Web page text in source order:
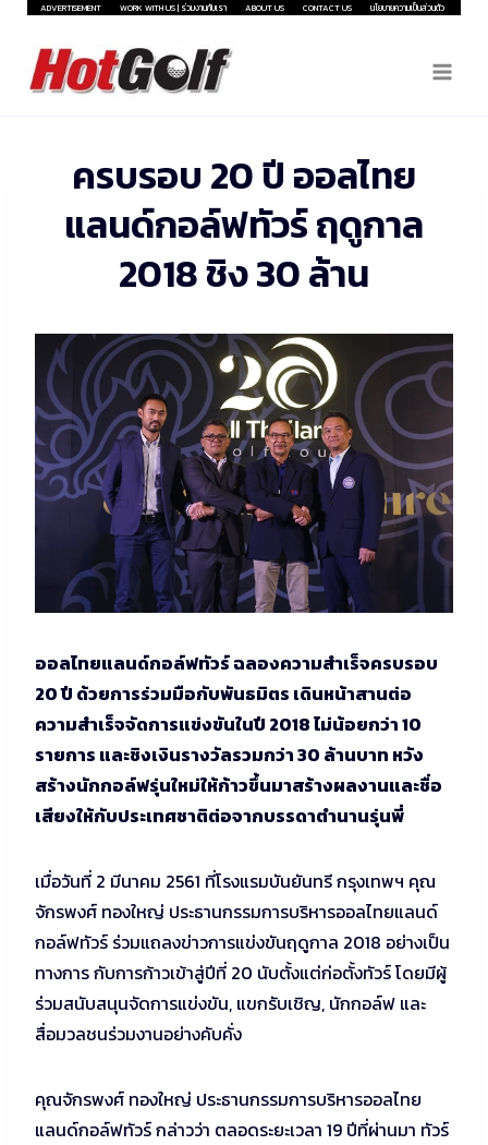
Skip
content
ADVERTISEMENT WORK WITH US | ร่วมงานกับเรา ABOUT US CONTACT US นโยบายความเป็นส่วนตัว
ครบรอบ 20 ปี ออลไทย
แลนด์กอล์ฟทัวร์ ฤดูกาล
2018 ชิง 30 ล้าน
ออลไทยแลนด์กอล์ฟทัวร์ ฉลองความสำเร็จครบรอบ
20 ปี ด้วยการร่วมมือกับพันธมิตร เดินหน้าสานต่อ
ความสำเร็จจัดการแข่งขันในปี 2018 ไม่น้อยกว่า 10
รายการ และชิงเงินรางวัลรวมกว่า 30 ล้านบาท หวัง
สร้างนักกอล์ฟรุ่นใหม่ให้ก้าวขึ้นมาสร้างผลงานและชื่อ
เสียงให้กับประเทศชาติต่อจากบรรดาตำนานรุ่นพี่
เมื่อวันที่ 2 มีนาคม 2561 ที่โรงแรมบันยันทรี กรุงเทพฯ คุณ
จักรพงศ์ ทองใหญ่ ประธานกรรมการบริหารออลไทยแลนด์
กอล์ฟทัวร์ ร่วมแถลงข่าวการแข่งขันฤดูกาล 2018 อย่างเป็น
ทางการ กับการก้าวเข้าสู่ปีที่ 20 นับตั้งแต่ก่อตั้งทัวร์ โดยมีผู้
ร่วมสนับสนุนจัดการแข่งขัน, แขกรับเชิญ, นักกอล์ฟ และ
สื่อมวลชนร่วมงานอย่างคับคั่ง
คุณจักรพงศ์ ทองใหญ่ ประธานกรรมการบริหารออลไทย
แลนด์กอล์ฟทัวร์ กล่าวว่า ตลอดระยะเวลา 19 ปีที่ผ่านมา ทัวร์